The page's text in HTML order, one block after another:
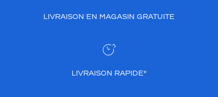
LIVRAISON EN MAGASIN GRATUITE
LIVRAISON RAPIDE*